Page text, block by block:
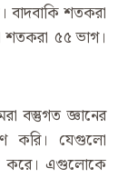
বাদবাকি শতকরা
শতকরা ৫৫ ভাগ।
বস্তুগত জ্ঞানের
করি। যেগুলো
করে। এগুলোকে